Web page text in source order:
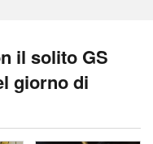
il solito GS
giorno di